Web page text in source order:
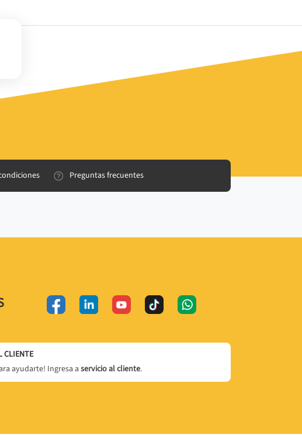
Preguntas frecuentes
CLIENTE
ayudarte! Ingresa a servicio al cliente.